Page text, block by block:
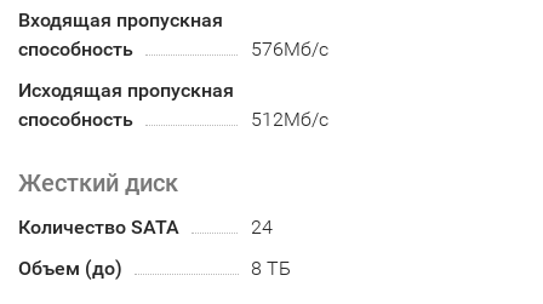
Входящая пропускная
способность
576Мб/с
Исходящая пропускная
способность
512Мб/с
Жесткий диск
Количество SATA
24
Объем (до)
8 ТБ